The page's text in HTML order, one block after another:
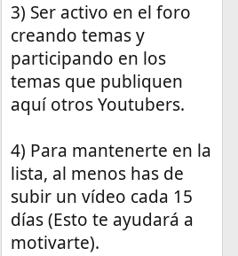
3) Ser activo en el foro
creando temas y
participando en los
temas que publiquen
aquí otros Youtubers.
4) Para mantenerte en la
lista, al menos has de
subir un vídeo cada 15
días (Esto te ayudará a
motivarte).